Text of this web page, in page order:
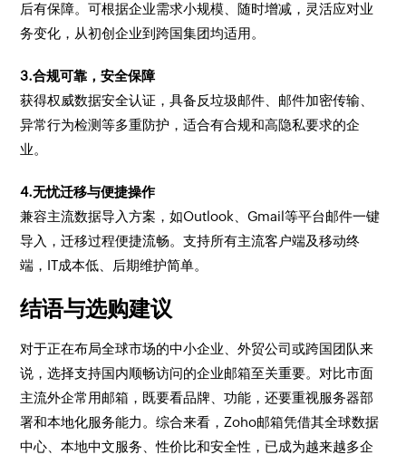
后有保障。可根据企业需求小规模、随时增减，灵活应对业
务变化，从初创企业到跨国集团均适用。
3.合规可靠，安全保障
获得权威数据安全认证，具备反垃圾邮件、邮件加密传输、
异常行为检测等多重防护，适合有合规和高隐私要求的企
业。
4.无忧迁移与便捷操作
兼容主流数据导入方案，如Outlook、Gmail等平台邮件一键
导入，迁移过程便捷流畅。支持所有主流客户端及移动终
端，IT成本低、后期维护简单。
结语与选购建议
对于正在布局全球市场的中小企业、外贸公司或跨国团队来
说，选择支持国内顺畅访问的企业邮箱至关重要。对比市面
主流外企常用邮箱，既要看品牌、功能，还要重视服务器部
署和本地化服务能力。综合来看，Zoho邮箱凭借其全球数据
中心、本地中文服务、性价比和安全性，已成为越来越多企